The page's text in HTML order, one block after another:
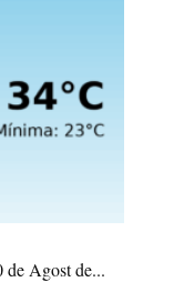
de Agost de...